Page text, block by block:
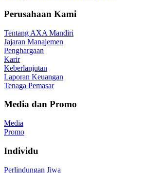
Perusahaan Kami
Tentang AXA Mandiri
Jajaran Manajemen
Penghargaan
Karir
Keberlanjutan
Laporan Keuangan
Tenaga Pemasar
Media dan Promo
Media
Promo
Individu
Perlindungan Jiwa